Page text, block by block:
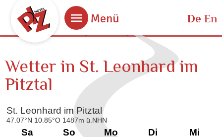
Menü De En
Bestpreisgarantie
Bei Buchung über unsere Website.
Wetter in St. Leonhard im
Pitztal